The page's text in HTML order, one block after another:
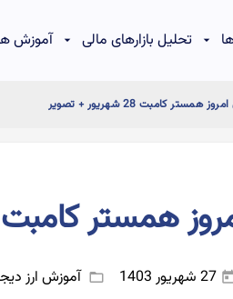
تحلیل بازارهای مالی آموزش
همستر کامبت 28 شهریور + تصویر
کامبت 28 شهریور +
folder_open آموزش ارز